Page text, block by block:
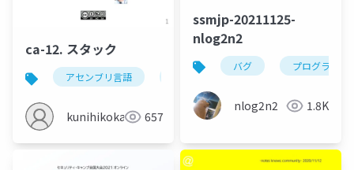
ca-12. スタック
アセンブリ言語 プッシュ ポップ スタッ
kunihikokaneko657
ssmjp-20211125-
nlog2n2
バグ プログラム
nlog2n2 1.8K